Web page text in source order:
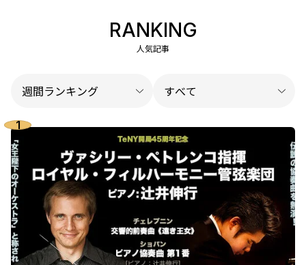
RANKING
人気記事